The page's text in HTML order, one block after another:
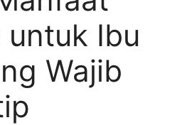
Ibu
Wajib